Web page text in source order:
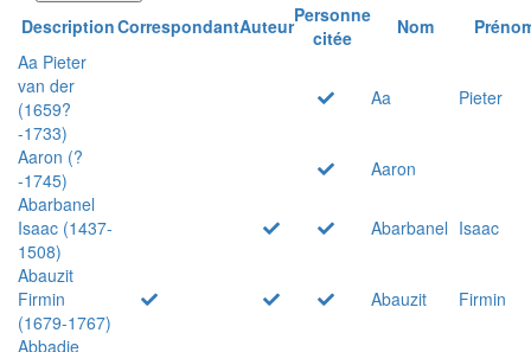
DescriptionCorrespondantAuteurPersonne
citée
Nom
Aa Pieter
van der
(1659?
-1733)
Aa Pieter
Aaron (?
-1745)
Aaron
Abarbanel
Isaac (1437-
1508)
Abarbanel Isaac
Abauzit
Firmin
(1679-1767)
Abauzit
Firmin
Abbadie